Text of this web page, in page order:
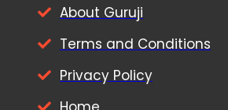
About Guruji
Terms and Conditions
Privacy Policy